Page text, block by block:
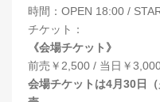
時間：OPEN 18:00 /
チケット：
《会場チケット》
前売￥2,500 / 当日￥3,000
会場チケットは4月30日